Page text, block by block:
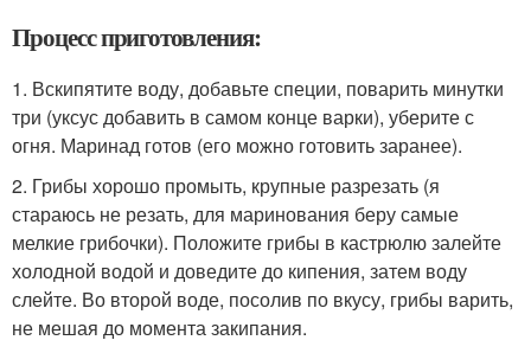
Процесс приготовления:
1. Вскипятите воду, добавьте специи, поварить минутки
три (уксус добавить в самом конце варки), уберите с
огня. Маринад готов (его можно готовить заранее).
2. Грибы хорошо промыть, крупные разрезать (я
стараюсь не резать, для маринования беру самые
мелкие грибочки). Положите грибы в кастрюлю залейте
холодной водой и доведите до кипения, затем воду
слейте. Во второй воде, посолив по вкусу, грибы варить,
не мешая до момента закипания.